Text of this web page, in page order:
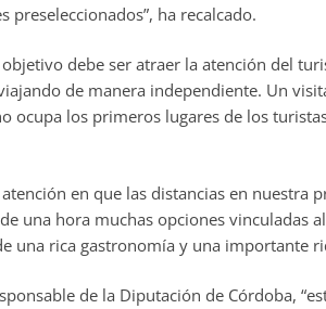
preseleccionados”, ha recalcado.
objetivo debe ser atraer la atención del
de manera independiente. Un
ocupa los primeros lugares de los
en que las distancias en nuestra
una hora muchas opciones vinculadas
una rica gastronomía y una importante
de la Diputación de Córdoba,